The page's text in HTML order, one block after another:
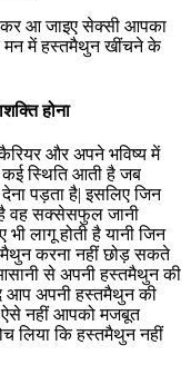
आ जाइए सेक्सी आपका
मन में हस्तमैथुन खींचने के
होना
और अपने भविष्य में
कई स्थिति आती है जब
पड़ता है| इसलिए जिन
है वह सक्सेसफुल जानी
लागू होती है यानी जिन
करना नहीं छोड़ सकते
से अपनी हस्तमैथुन की
आप अपनी हस्तमैथुन की
ऐसे नहीं आपको मजबूत
लिया कि हस्तमैथुन नहीं